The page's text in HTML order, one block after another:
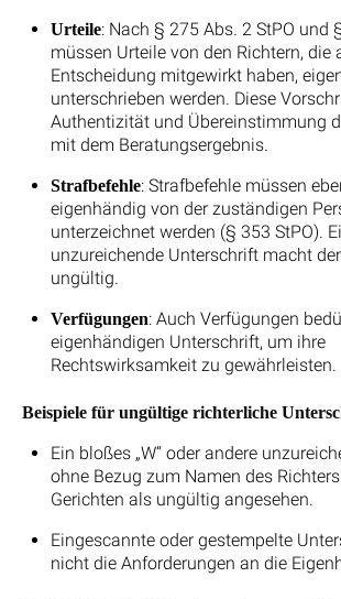
Urteile: Nach § 275 Abs. 2 StPO und
müssen Urteile von den Richtern, die
Entscheidung mitgewirkt haben,
unterschrieben werden. Diese
Authentizität und Übereinstimmung
mit dem Beratungsergebnis.
Strafbefehle: Strafbefehle müssen
eigenhändig von der zuständigen
unterzeichnet werden (§ 353 StPO).
unzureichende Unterschrift macht
ungültig.
Verfügungen: Auch Verfügungen
eigenhändigen Unterschrift, um ihre
Rechtswirksamkeit zu gewährleisten.
Beispiele für ungültige richterliche
Ein bloßes „W“ oder andere
ohne Bezug zum Namen des
Gerichten als ungültig angesehen.
Eingescannte oder gestempelte
nicht die Anforderungen an die